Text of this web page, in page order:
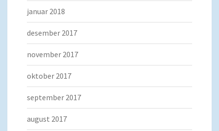
januar 2018
desember 2017
november 2017
oktober 2017
september 2017
august 2017